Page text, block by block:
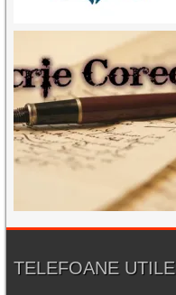
TELEFOANE UTILE